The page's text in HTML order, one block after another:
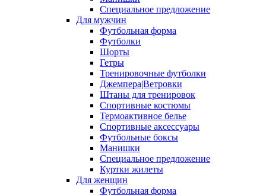
Специальное предложение
Для мужчин
Футбольная форма
Футболки
Шорты
Гетры
Тренировочные футболки
Джемпера|Ветровки
Штаны для тренировок
Спортивные костюмы
Термоактивное белье
Спортивные аксессуары
Футбольные боксы
Манишки
Специальное предложение
Куртки жилеты
Для женщин
Футбольная форма